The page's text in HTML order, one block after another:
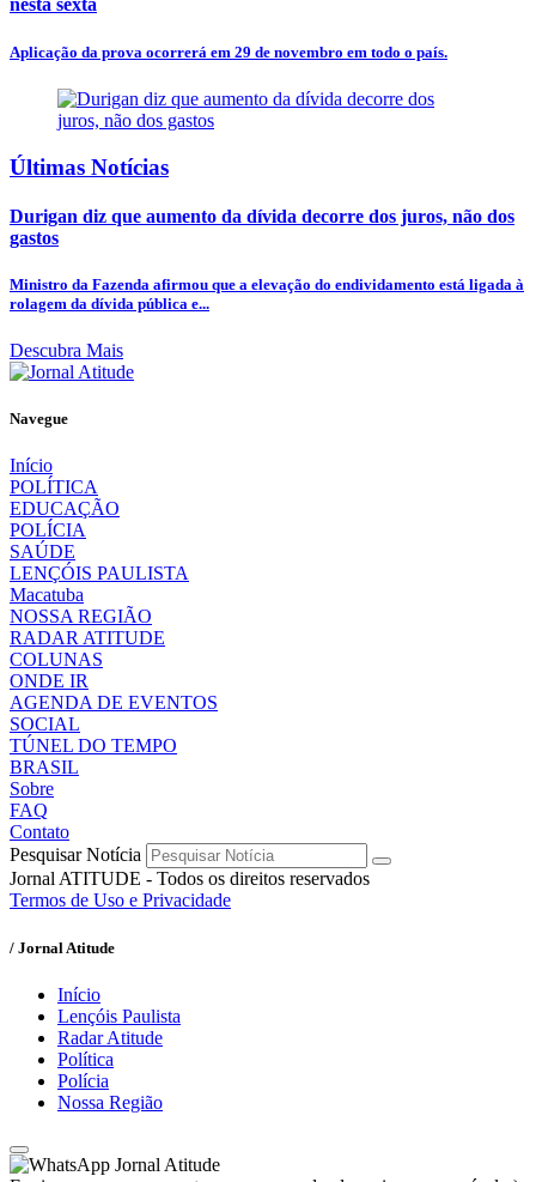
nesta sexta
Aplicação da prova ocorrerá em 29 de novembro em todo o país.
Últimas Notícias
Durigan diz que aumento da dívida decorre dos juros, não dos
gastos
Ministro da Fazenda afirmou que a elevação do endividamento está ligada à
rolagem da dívida pública e...
Descubra Mais
Navegue
Início
POLÍTICA
EDUCAÇÃO
POLÍCIA
SAÚDE
LENÇÓIS PAULISTA
Macatuba
NOSSA REGIÃO
RADAR ATITUDE
COLUNAS
ONDE IR
AGENDA DE EVENTOS
SOCIAL
TÚNEL DO TEMPO
BRASIL
Sobre
FAQ
Contato
Pesquisar Notícia
Jornal ATITUDE - Todos os direitos reservados
Termos de Uso e Privacidade
/ Jornal Atitude
Início
Lençóis Paulista
Radar Atitude
Política
Polícia
Nossa Região
Jornal Atitude